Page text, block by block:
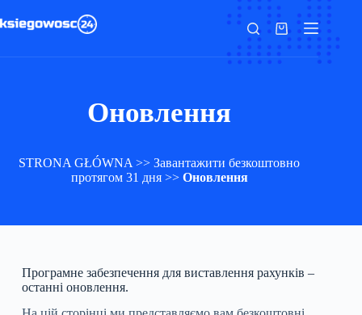
Оновлення
STRONA GŁÓWNA >>Завантажити безкоштовно
протягом 31 дня>> Оновлення
Програмне забезпечення для виставлення рахунків –
останні оновлення.